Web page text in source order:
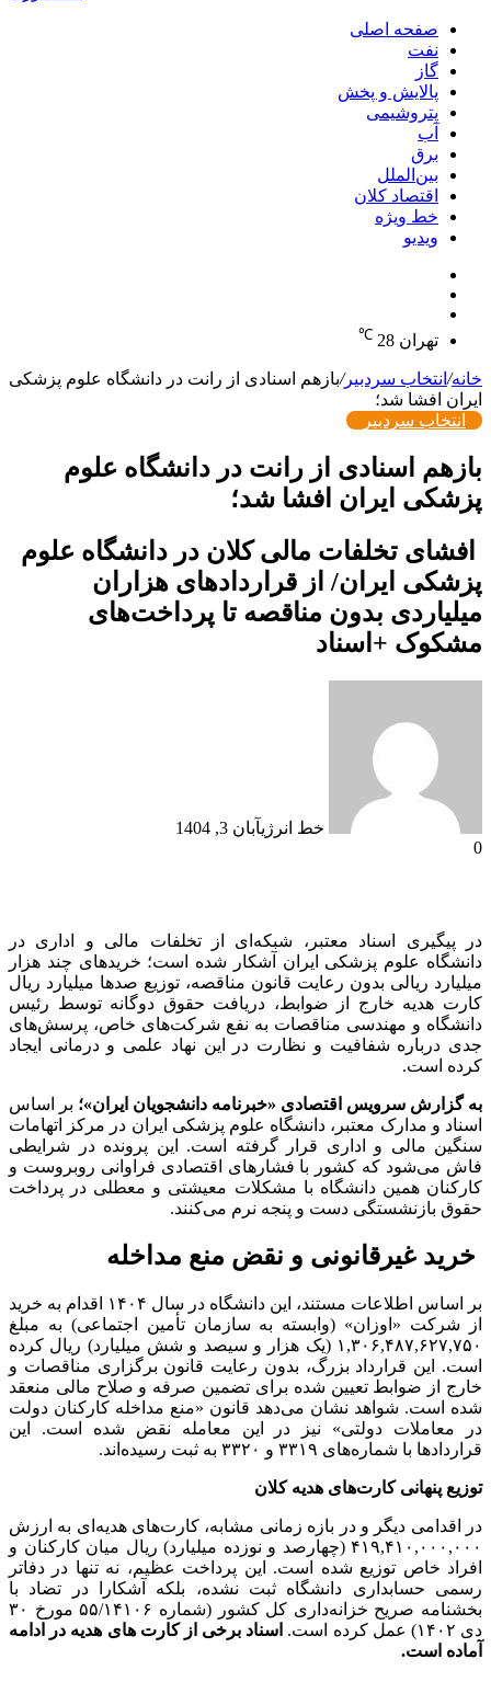
صفحه اصلی
نفت
گاز
پالایش و پخش
پتروشیمی
آب
برق
بین‌الملل
اقتصاد کلان
خط ویژه
ویدیو
تصادفی
تهران 28
℃
خانه/ انتخاب سردبیر/بازهم اسنادی از رانت در دانشگاه علوم پزشکی
ایران افشا شد؛
انتخاب سردبیر
بازهم اسنادی از رانت در دانشگاه علوم
پزشکی ایران افشا شد؛
افشای تخلفات مالی کلان در دانشگاه علوم
پزشکی ایران/ از قراردادهای هزاران
میلیاردی بدون مناقصه تا پرداخت‌های
مشکوک +اسناد
خط انرژیآبان 3, 1404
0
در پیگیری اسناد معتبر، شبکه‌ای از تخلفات مالی و اداری در
دانشگاه علوم پزشکی ایران آشکار شده است؛ خریدهای چند هزار
میلیارد ریالی بدون رعایت قانون مناقصه، توزیع صدها میلیارد ریال
کارت هدیه خارج از ضوابط، دریافت حقوق دوگانه توسط رئیس
دانشگاه و مهندسی مناقصات به نفع شرکت‌های خاص، پرسش‌های
جدی درباره شفافیت و نظارت در این نهاد علمی و درمانی ایجاد
کرده است.
به گزارش سرویس اقتصادی «خبرنامه دانشجویان ایران»؛ بر اساس
اسناد و مدارک معتبر، دانشگاه علوم پزشکی ایران در مرکز اتهامات
سنگین مالی و اداری قرار گرفته است. این پرونده در شرایطی
فاش می‌شود که کشور با فشارهای اقتصادی فراوانی روبروست و
کارکنان همین دانشگاه با مشکلات معیشتی و معطلی در پرداخت
حقوق بازنشستگی دست و پنجه نرم می‌کنند.
خرید غیرقانونی و نقض منع مداخله
بر اساس اطلاعات مستند، این دانشگاه در سال ۱۴۰۴ اقدام به خرید
از شرکت «اوزان» (وابسته به سازمان تأمین اجتماعی) به مبلغ
۱,۳۰۶,۴۸۷,۶۲۷,۷۵۰ (یک هزار و سیصد و شش میلیارد) ریال کرده
است. این قرارداد بزرگ، بدون رعایت قانون برگزاری مناقصات و
خارج از ضوابط تعیین شده برای تضمین صرفه و صلاح مالی منعقد
شده است. شواهد نشان می‌دهد قانون «منع مداخله کارکنان دولت
در معاملات دولتی» نیز در این معامله نقض شده است. این
قراردادها با شماره‌های ۳۳۱۹ و ۳۳۲۰ به ثبت رسیده‌اند.
توزیع پنهانی کارت‌های هدیه کلان
در اقدامی دیگر و در بازه زمانی مشابه، کارت‌های هدیه‌ای به ارزش
۴۱۹,۴۱۰,۰۰۰,۰۰۰ (چهارصد و نوزده میلیارد) ریال میان کارکنان و
افراد خاص توزیع شده است. این پرداخت عظیم، نه تنها در دفاتر
رسمی حسابداری دانشگاه ثبت نشده، بلکه آشکارا در تضاد با
بخشنامه صریح خزانه‌داری کل کشور (شماره ۵۵/۱۴۱۰۶ مورخ ۳۰
دی ۱۴۰۲) عمل کرده است.
اسناد برخی از کارت های هدیه در ادامه
آماده است.